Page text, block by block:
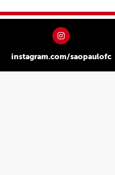
instagram.com/saopaulofc